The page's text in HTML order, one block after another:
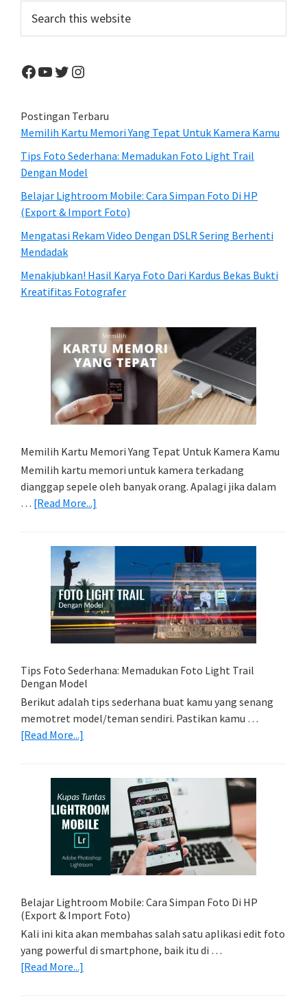
this
website
Facebook
YouTube
Twitter
Instagram
Postingan Terbaru
Memilih Kartu Memori Yang Tepat Untuk Kamera Kamu
Tips Foto Sederhana: Memadukan Foto Light Trail
Dengan Model
Belajar Lightroom Mobile: Cara Simpan Foto Di HP
(Export & Import Foto)
Mengatasi Rekam Video Dengan DSLR Sering Berhenti
Mendadak
Menakjubkan! Hasil Karya Foto Dari Kardus Bekas Bukti
Kreatifitas Fotografer
Memilih Kartu Memori Yang Tepat Untuk Kamera Kamu
Memilih kartu memori untuk kamera terkadang
dianggap sepele oleh banyak orang. Apalagi jika dalam
… [Read More...]
Memori
Tepat
Untuk
Kamera
Kamu
Tips Foto Sederhana: Memadukan Foto Light Trail
Dengan Model
Berikut adalah tips sederhana buat kamu yang senang
memotret model/teman sendiri. Pastikan kamu …
[Read More...]
Sederhana:
Memadukan
Foto
Light
Trail
Dengan
Belajar Lightroom Mobile: Cara Simpan Foto Di HP
(Export & Import Foto)
Kali ini kita akan membahas salah satu aplikasi edit foto
yang powerful di smartphone, baik itu di …
[Read More...]